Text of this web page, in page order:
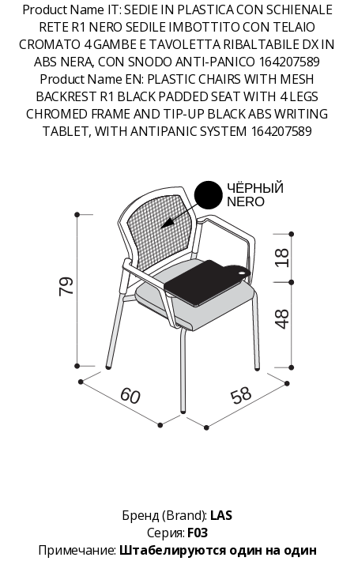
Product Name IT:SEDIE IN PLASTICA CON SCHIENALE
RETE R1 NERO SEDILE IMBOTTITO CON TELAIO
CROMATO 4 GAMBE E TAVOLETTA RIBALTABILE DX IN
ABS NERA, CON SNODO ANTI-PANICO 164207589
Product Name EN: PLASTIC CHAIRS WITH MESH
BACKREST R1 BLACK PADDED SEAT WITH 4 LEGS
CHROMED FRAME AND TIP-UP BLACK ABS WRITING
TABLET, WITH ANTIPANIC SYSTEM 164207589
Бренд (Brand): LAS
Серия: F03
Примечание: Штабелируются один на один